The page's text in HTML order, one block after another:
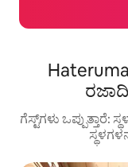
ಗೆಸ್ಟ್‌ಗಳು ಒಪ್ಪುತ್ತಾರೆ: